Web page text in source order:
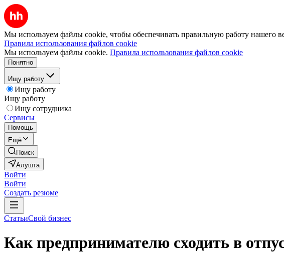
Мы используем файлы cookie, чтобы обеспечивать правильную работу нашего
Правила использования файлов cookie
Мы используем файлы cookie. Правила использования файлов cookie
Понятно
Ищу работу
Ищу работу
Ищу работу
Ищу сотрудника
Сервисы
Помощь
Ещё
Поиск
Алушта
Войти
Войти
Создать резюме
СтатьиСвой бизнес
Как предпринимателю сходить в